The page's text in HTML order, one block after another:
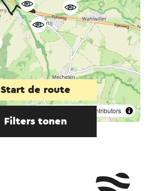
contributors
Start de route
Filters tonen